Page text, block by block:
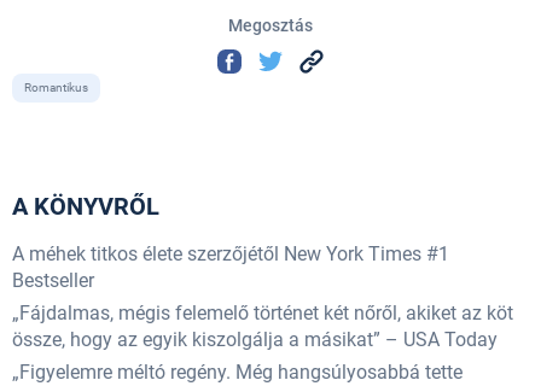
Megosztás
Romantikus
A KÖNYVRŐL
A méhek titkos élete szerzőjétől New York Times #1
Bestseller
„Fájdalmas, mégis felemelő történet két nőről, akiket az köt
össze, hogy az egyik kiszolgálja a másikat” – USA Today
„Figyelemre méltó regény. Még hangsúlyosabbá tette